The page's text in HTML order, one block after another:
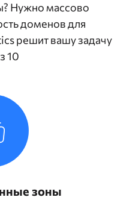
Нужно массово
доменов для
решит вашу задачу
10
зоны